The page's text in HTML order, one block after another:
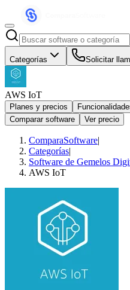
Categorías Solicitar
AWS IoT
Planes y precios
Comparar software
Ver precio
ComparaSoftware|
Categorías|
Software de Gemelos
AWS IoT